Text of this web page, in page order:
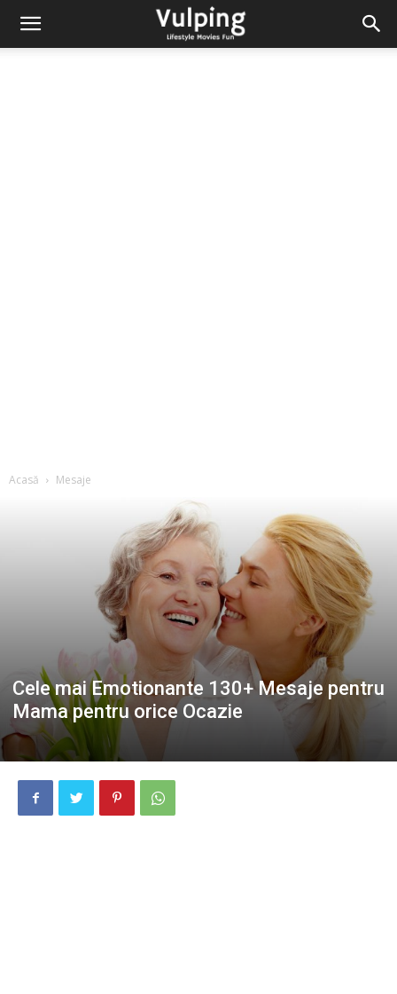
Acasă Mesaje
Cele mai Emotionante 130+ Mesaje pentru
Mama pentru orice Ocazie